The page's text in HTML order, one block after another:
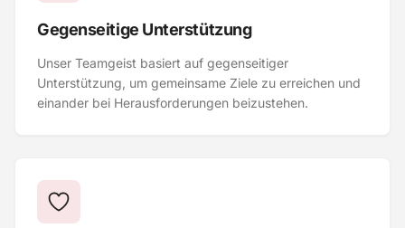
Gegenseitige Unterstützung
Unser Teamgeist basiert auf gegenseitiger
Unterstützung, um gemeinsame Ziele zu erreichen und
einander bei Herausforderungen beizustehen.